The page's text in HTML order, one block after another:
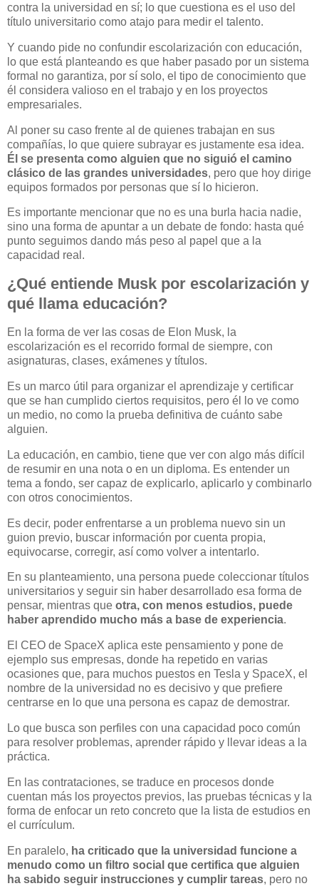
contra la universidad en sí; lo que cuestiona es el uso del
título universitario como atajo para medir el talento.
Y cuando pide no confundir escolarización con educación,
lo que está planteando es que haber pasado por un sistema
formal no garantiza, por sí solo, el tipo de conocimiento que
él considera valioso en el trabajo y en los proyectos
empresariales.
Al poner su caso frente al de quienes trabajan en sus
compañías, lo que quiere subrayar es justamente esa idea.
Él se presenta como alguien que no siguió el camino
clásico de las grandes universidades, pero que hoy dirige
equipos formados por personas que sí lo hicieron.
Es importante mencionar que no es una burla hacia nadie,
sino una forma de apuntar a un debate de fondo: hasta qué
punto seguimos dando más peso al papel que a la
capacidad real.
¿Qué entiende Musk por escolarización y
qué llama educación?
En la forma de ver las cosas de Elon Musk, la
escolarización es el recorrido formal de siempre, con
asignaturas, clases, exámenes y títulos.
Es un marco útil para organizar el aprendizaje y certificar
que se han cumplido ciertos requisitos, pero él lo ve como
un medio, no como la prueba definitiva de cuánto sabe
alguien.
La educación, en cambio, tiene que ver con algo más difícil
de resumir en una nota o en un diploma. Es entender un
tema a fondo, ser capaz de explicarlo, aplicarlo y combinarlo
con otros conocimientos.
Es decir, poder enfrentarse a un problema nuevo sin un
guion previo, buscar información por cuenta propia,
equivocarse, corregir, así como volver a intentarlo.
En su planteamiento, una persona puede coleccionar títulos
universitarios y seguir sin haber desarrollado esa forma de
pensar, mientras que otra, con menos estudios, puede
haber aprendido mucho más a base de experiencia.
El CEO de SpaceX aplica este pensamiento y pone de
ejemplo sus empresas, donde ha repetido en varias
ocasiones que, para muchos puestos en Tesla y SpaceX, el
nombre de la universidad no es decisivo y que prefiere
centrarse en lo que una persona es capaz de demostrar.
Lo que busca son perfiles con una capacidad poco común
para resolver problemas, aprender rápido y llevar ideas a la
práctica.
En las contrataciones, se traduce en procesos donde
cuentan más los proyectos previos, las pruebas técnicas y la
forma de enfocar un reto concreto que la lista de estudios en
el currículum.
En paralelo, ha criticado que la universidad funcione a
menudo como un filtro social que certifica que alguien
ha sabido seguir instrucciones y cumplir tareas, pero no